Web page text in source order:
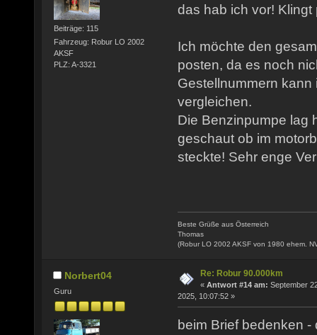
Beiträge: 115
Fahrzeug: Robur LO 2002
AKSF
PLZ: A-3321
das hab ich vor! Klingt
Ich möchte den
posten, da es noch
Gestellnummern kann
vergleichen.
Die Benzinpumpe lag
geschaut ob im
steckte! Sehr enge
Beste Grüße aus Österreich
Thomas
(Robur LO 2002 AKSF von 1980 ehem.
Norbert04
Guru
Re: Robur 90.000km
« Antwort #14 am: September
2025, 10:07:52 »
beim Brief bedenken